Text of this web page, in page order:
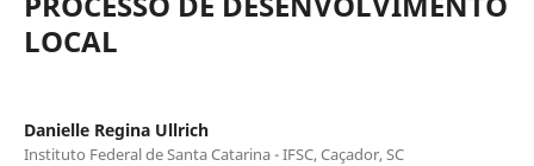
LOCAL
Danielle Regina Ullrich
Instituto Federal de Santa Catarina - IFSC, Caçador, SC